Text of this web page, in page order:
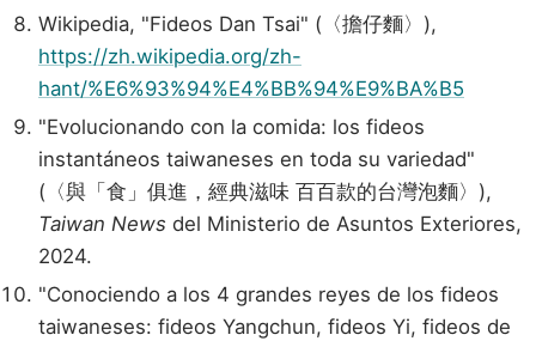
Wikipedia, "Fideos Dan Tsai" (〈擔仔麵〉),
https://zh.wikipedia.org/zh-
hant/%E6%93%94%E4%BB%94%E9%BA%B5
"Evolucionando con la comida: los fideos
instantáneos taiwaneses en toda su variedad"
(〈與「食」俱進，經典滋味 百百款的台灣泡麵〉),
Taiwan News del Ministerio de Asuntos Exteriores,
2024.
"Conociendo a los 4 grandes reyes de los fideos
taiwaneses: fideos Yangchun, fideos Yi, fideos de